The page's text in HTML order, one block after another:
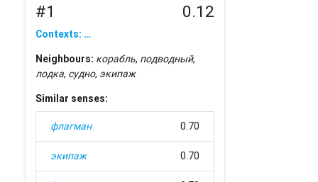
#1 0.12
Contexts: …
Neighbours: корабль, подводный,
лодка, судно, экипаж
Similar senses:
флагман 0.70
экипаж 0.70